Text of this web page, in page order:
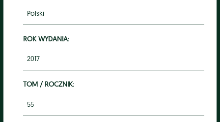
Polski
ROK WYDANIA:
2017
TOM / ROCZNIK:
55